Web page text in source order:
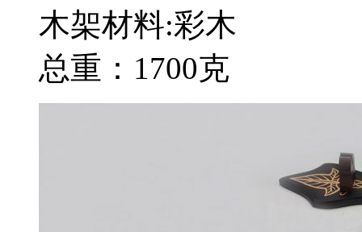
木架材料:彩木
总重：1700克